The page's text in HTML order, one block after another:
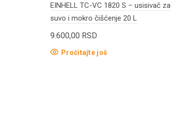
EINHELL TC-VC 1820 S – usisivač za
suvo i mokro čišćenje 20 L
9.600,00 RSD
Pročitajte još